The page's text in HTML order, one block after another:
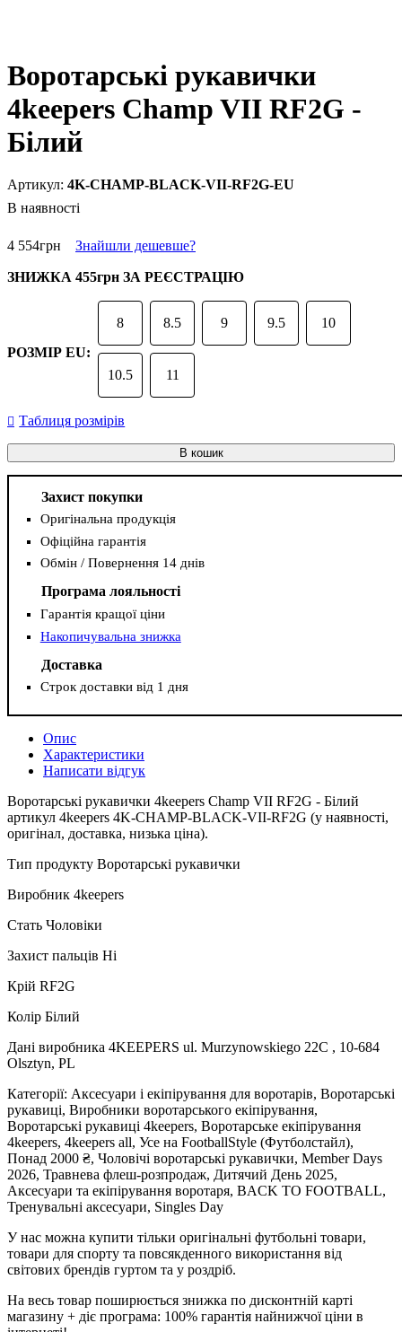
Воротарські рукавички
4keepers Champ VII RF2G -
Білий
4K-CHAMP-BLACK-VII-RF2G-EU
В наявності
4 554грн Знайшли дешевше?
ЗНИЖКА 455грн ЗА РЕЄСТРАЦІЮ
РОЗМІР EU:
8 8.5 9 9.5 10
10.5 11
Таблиця розмірів
В кошик
Захист покупки
Оригінальна продукція
Офіційна гарантія
Обмін / Повернення 14 днів
Програма лояльності
Гарантія кращої ціни
Накопичувальна знижка
Доставка
Строк доставки від 1 дня
Опис
Характеристики
Написати відгук
Воротарські рукавички 4keepers Champ VII RF2G - Білий
артикул 4keepers 4K-CHAMP-BLACK-VII-RF2G (у наявності,
оригінал, доставка, низька ціна).
Тип продукту Воротарські рукавички
Виробник 4keepers
Стать Чоловіки
Захист пальців Ні
Крій RF2G
Колір Білий
Дані виробника 4KEEPERS ul. Murzynowskiego 22C , 10-684
Olsztyn, PL
Категорії: Аксесуари і екіпірування для воротарів, Воротарські
рукавиці, Виробники воротарського екіпірування,
Воротарські рукавиці 4keepers, Воротарське екіпірування
4keepers, 4keepers all, Усе на FootballStyle (Футболстайл),
Понад 2000 ₴, Чоловічі воротарські рукавички, Member Days
2026, Травнева флеш-розпродаж, Дитячий День 2025,
Аксесуари та екіпірування воротаря, BACK TO FOOTBALL,
Тренувальні аксесуари, Singles Day
У нас можна купити тільки оригінальні футбольні товари,
товари для спорту та повсякденного використання від
світових брендів гуртом та у роздріб.
На весь товар поширюється знижка по дисконтній карті
магазину + діє програма: 100% гарантія найнижчої ціни в